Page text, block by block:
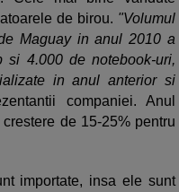
de birou. "Volumul
Maguay in anul 2010 a
si 4.000 de notebook-uri,
in anul anterior si
companiei. Anul
de 15-25% pentru
importate, insa ele sunt